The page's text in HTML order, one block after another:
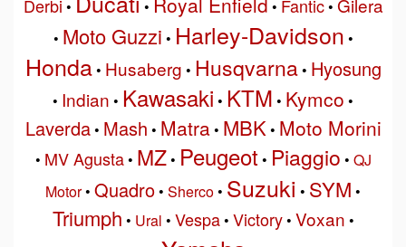
Derbi • • • Fantic•
• Moto Guzzi • Harley-Davidson •
Honda• Husaberg • Husqvarna• Hyosung
• Indian • Kawasaki • KTM • Kymco •
Laverda• Mash • Matra• MBK• Moto Morini
• MV Agusta• MZ• Peugeot • Piaggio • QJ
Motor• Quadro• Sherco• Suzuki • SYM •
Triumph • Ural • Vespa• Victory• Voxan •